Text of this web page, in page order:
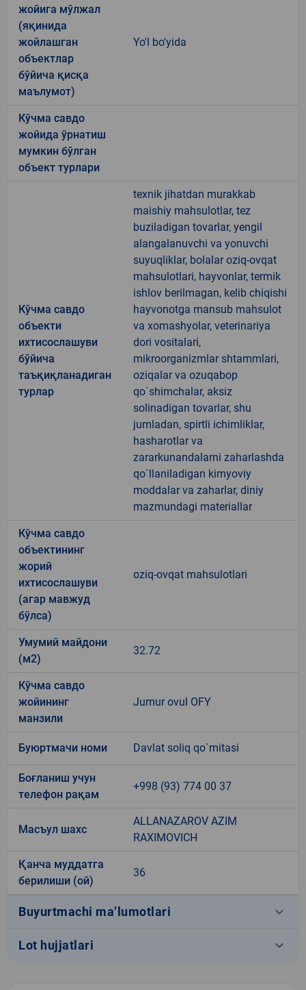
жойига мўлжал
(яқинида
жойлашган
объектлар
бўйича қисқа
маълумот)
Yo'l bo'yida
Кўчма савдо
жойида ўрнатиш
мумкин бўлган
объект турлари
Кўчма савдо
объекти
ихтисослашуви
бўйича
таъқиқланадиган
турлар
texnik jihatdan murakkab
maishiy mahsulotlar, tez
buziladigan tovarlar, yengil
alangalanuvchi va yonuvchi
suyuqliklar, bolalar oziq-ovqat
mahsulotlari, hayvonlar, termik
ishlov berilmagan, kelib chiqishi
hayvonotga mansub mahsulot
va xomashyolar, veterinariya
dori vositalari,
mikroorganizmlar shtammlari,
oziqalar va ozuqabop
qo`shimchalar, aksiz
solinadigan tovarlar, shu
jumladan, spirtli ichimliklar,
hasharotlar va
zararkunandalarni zaharlashda
qo`llaniladigan kimyoviy
moddalar va zaharlar, diniy
mazmundagi materiallar
Кўчма савдо
объектининг
жорий
ихтисослашуви
(агар мавжуд
бўлса)
oziq-ovqat mahsulotlari
Умумий майдони
(м2)
32.72
Кўчма савдо
жойининг
манзили
Jumur ovul OFY
Буюртмачи номи Davlat soliq qo`mitasi
Боғланиш учун
телефон рақам
+998 (93) 774 00 37
Масъул шахс
ALLANAZAROV AZIM
RAXIMOVICH
Қанча муддатга
берилиши (ой)
36
Buyurtmachi ma’lumotlari keyboard_arrow_down
Lot hujjatlari keyboard_arrow_down